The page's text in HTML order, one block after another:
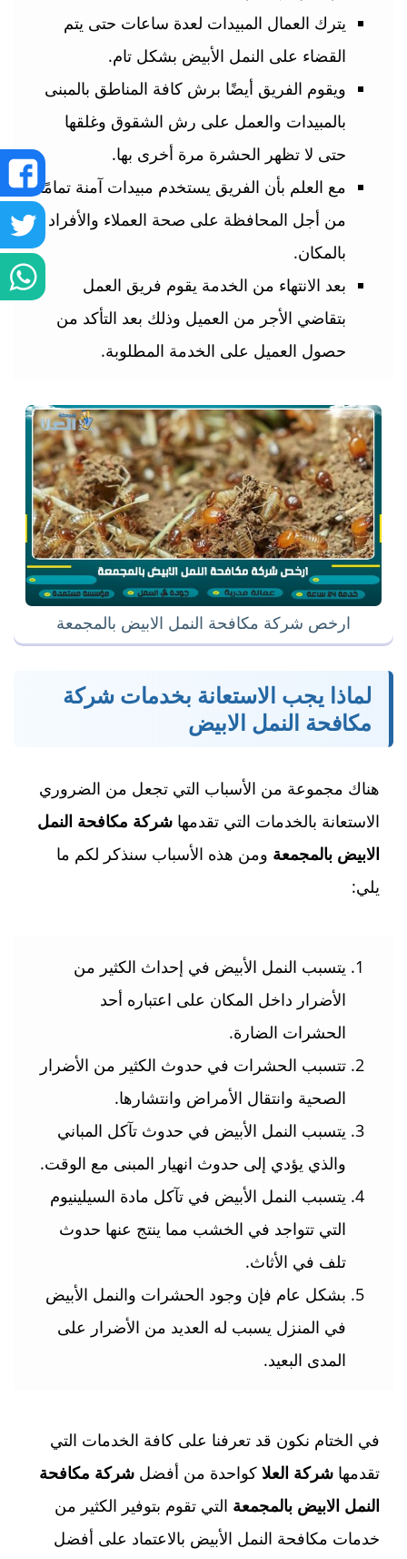
يترك العمال المبيدات لعدة ساعات حتى يتم
القضاء على النمل الأبيض بشكل تام.
ويقوم الفريق أيضًا برش كافة المناطق بالمبنى
بالمبيدات والعمل على رش الشقوق وغلقها
حتى لا تظهر الحشرة مرة أخرى بها.
مع العلم بأن الفريق يستخدم مبيدات آمنة تمامًا
من أجل المحافظة على صحة العملاء والأفراد
بالمكان.
بعد الانتهاء من الخدمة يقوم فريق العمل
بتقاضي الأجر من العميل وذلك بعد التأكد من
حصول العميل على الخدمة المطلوبة.
ارخص شركة مكافحة النمل الابيض بالمجمعة
لماذا يجب الاستعانة بخدمات شركة
مكافحة النمل الابيض
هناك مجموعة من الأسباب التي تجعل من الضروري
الاستعانة بالخدمات التي تقدمها شركة مكافحة النمل
الابيض بالمجمعة ومن هذه الأسباب سنذكر لكم ما
يلي:
يتسبب النمل الأبيض في إحداث الكثير من
الأضرار داخل المكان على اعتباره أحد
الحشرات الضارة.
تتسبب الحشرات في حدوث الكثير من الأضرار
الصحية وانتقال الأمراض وانتشارها.
يتسبب النمل الأبيض في حدوث تآكل المباني
والذي يؤدي إلى حدوث انهيار المبنى مع الوقت.
يتسبب النمل الأبيض في تآكل مادة السيلينيوم
التي تتواجد في الخشب مما ينتج عنها حدوث
تلف في الأثاث.
بشكل عام فإن وجود الحشرات والنمل الأبيض
في المنزل يسبب له العديد من الأضرار على
المدى البعيد.
في الختام نكون قد تعرفنا على كافة الخدمات التي
تقدمها شركة العلا كواحدة من أفضل شركة مكافحة
النمل الابيض بالمجمعة التي تقوم بتوفير الكثير من
خدمات مكافحة النمل الأبيض بالاعتماد على أفضل